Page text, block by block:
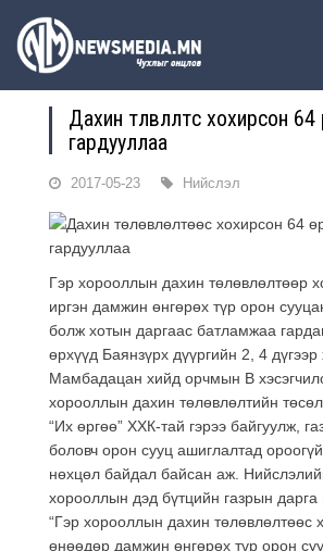
Дахин төлөвлөлтөөс хохирсон
гардууллаа
2017-05-23 Нийслэл
Гэр хорооллын дахин төлөвлөлтөөр
иргэн дамжин өнгөрөх түр орон
болж хотын даргаас батламжаа
өрхүүд Баянзүрх дүүргийн 2, 4 дүгээр
Мамбадацан хийд орчмын В
хорооллын дахин төлөвлөлтийн төсөл
“Их өргөө” ХХК-тай гэрээ байгуулж,
боловч орон сууц ашиглалтад
нөхцөл байдал байсан аж.
хорооллын дэд бүтцийн газрын
“Гэр хорооллын дахин төлөвлөлтөөс
өнөөдөр дамжин өнгөрөх түр орон